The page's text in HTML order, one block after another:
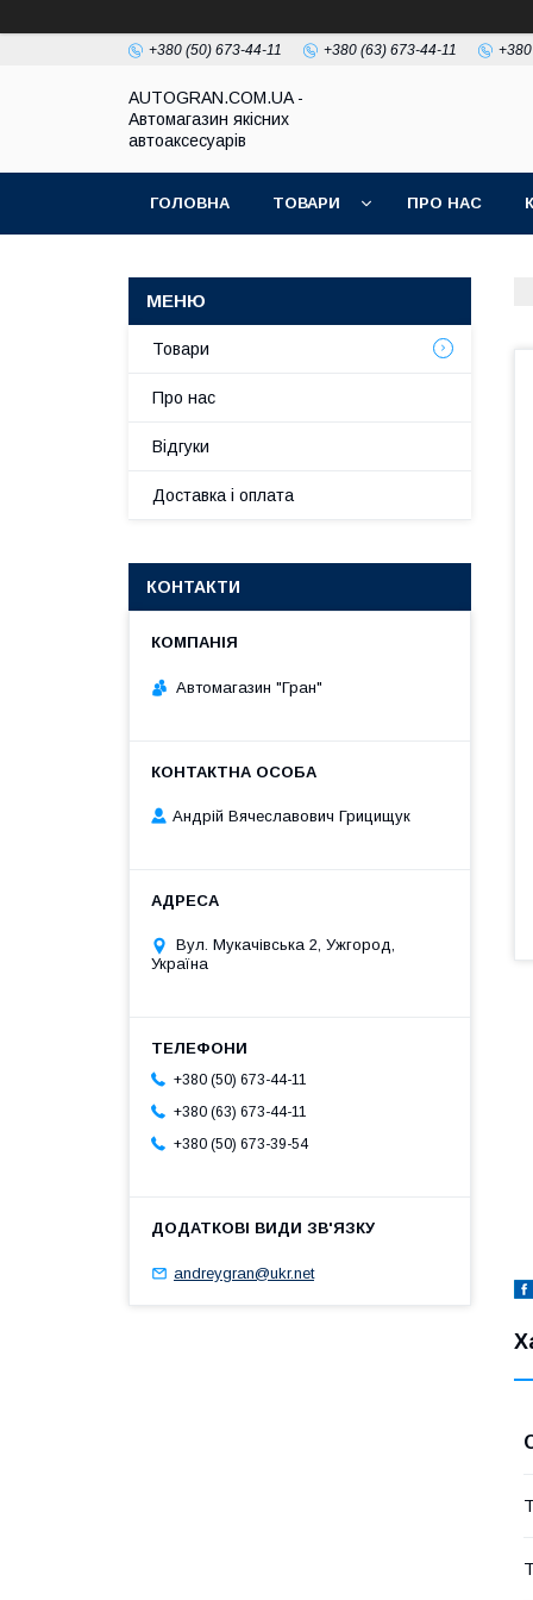
+380 (50) 673-44-11 +380 (63) 673-44-11
AUTOGRAN.COM.UA -
Автомагазин якісних
автоаксесуарів
ГОЛОВНА ТОВАРИ ПРО НАС
Товари
Про нас
Відгуки
Доставка і оплата
КОНТАКТИ
Автомагазин "Гран"
Андрій Вячеславович Грицищук
Вул. Мукачівська 2, Ужгород,
Україна
+380 (50) 673-44-11
+380 (63) 673-44-11
+380 (50) 673-39-54
andreygran@ukr.net